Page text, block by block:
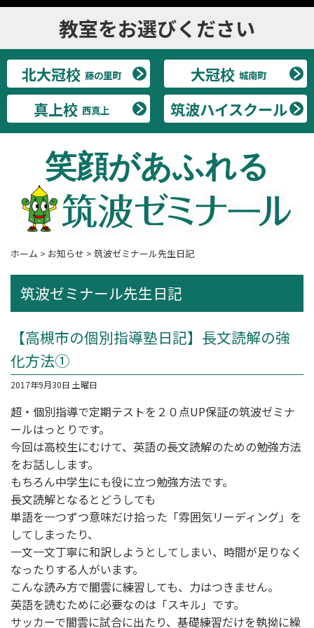
教室をお選びください
北大冠校 藤の里町 大冠校 城南町
真上校 西真上 筑波ハイスクール
笑顔があふれる
ホーム > お知らせ > 筑波ゼミナール先生日記
筑波ゼミナール先生日記
【高槻市の個別指導塾日記】長文読解の強
化方法①
2017年9月30日 土曜日
超・個別指導で定期テストを２０点UP保証の筑波ゼミナ
ールはっとりです。
今回は高校生にむけて、英語の長文読解のための勉強方法
をお話しします。
もちろん中学生にも役に立つ勉強方法です。
長文読解となるとどうしても
単語を一つずつ意味だけ拾った「雰囲気リーディング」を
してしまったり、
一文一文丁寧に和訳しようとしてしまい、時間が足りなく
なったりする人がいます。
こんな読み方で闇雲に練習しても、力はつきません。
英語を読むために必要なのは「スキル」です。
サッカーで闇雲に試合に出たり、基礎練習だけを執拗に繰